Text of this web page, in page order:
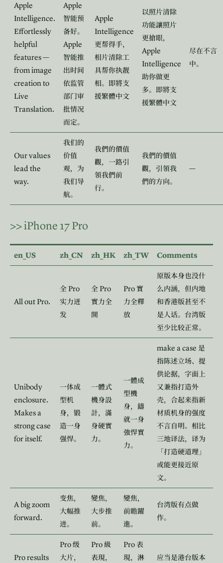
Apple
Intelligence.
Effortlessly
helpful
features —
from image
creation to
Live
Translation.
Apple
智能预
备好。
Apple
智能推
出时间
依监管
部门审
批情况
而定。
Apple
Intelligence
更帮得手，
相片清除工
具帮你执靓
相。即將支
援繁體中文
以照片清除
功能讓照片
更搶眼，
Apple
Intelligence
助你做更
多。即將支
援繁體中文
尽在不言
中。
Our values
lead the
way.
我们的
价值
观，为
我们导
航。
我們的價值
觀，一路引
領我們前
行。
我們的價值
觀，引領我
們的方向。
—
>>iPhone 17 Pro
en_US zh_CN zh_HK zh_TW Comments
All out Pro.
全Pro
实力迸
发
全Pro
實力全
開
Pro 實
力全釋
放
原版本身也没什
么内涵，但内地
和香港版甚至不
是人话。台湾版
至少比较正常。
Unibody
enclosure.
Makes a
strong case
for itself.
一体成
型机
身，锻
造一身
强悍。
一體式
機身設
計，滿
身硬實
力。
一體成
型機
身，鑄
就一身
強悍實
力。
make a case 是
指陈述立场、提
供论据，字面上
又兼指打造外
壳，合起来指新
材质机身的强度
不言自明。相比
三地译法，译为
「打造硬道理」
或能更接近原
文。
A big zoom
forward.
变焦，
大幅推
进。
變焦，
大步推
前。
變焦，
前瞻躍
進。
台湾版有点做
作。
Pro results
Pro级
大片，
Pro級
表現，
Pro表
現，淋
应当是港台版本